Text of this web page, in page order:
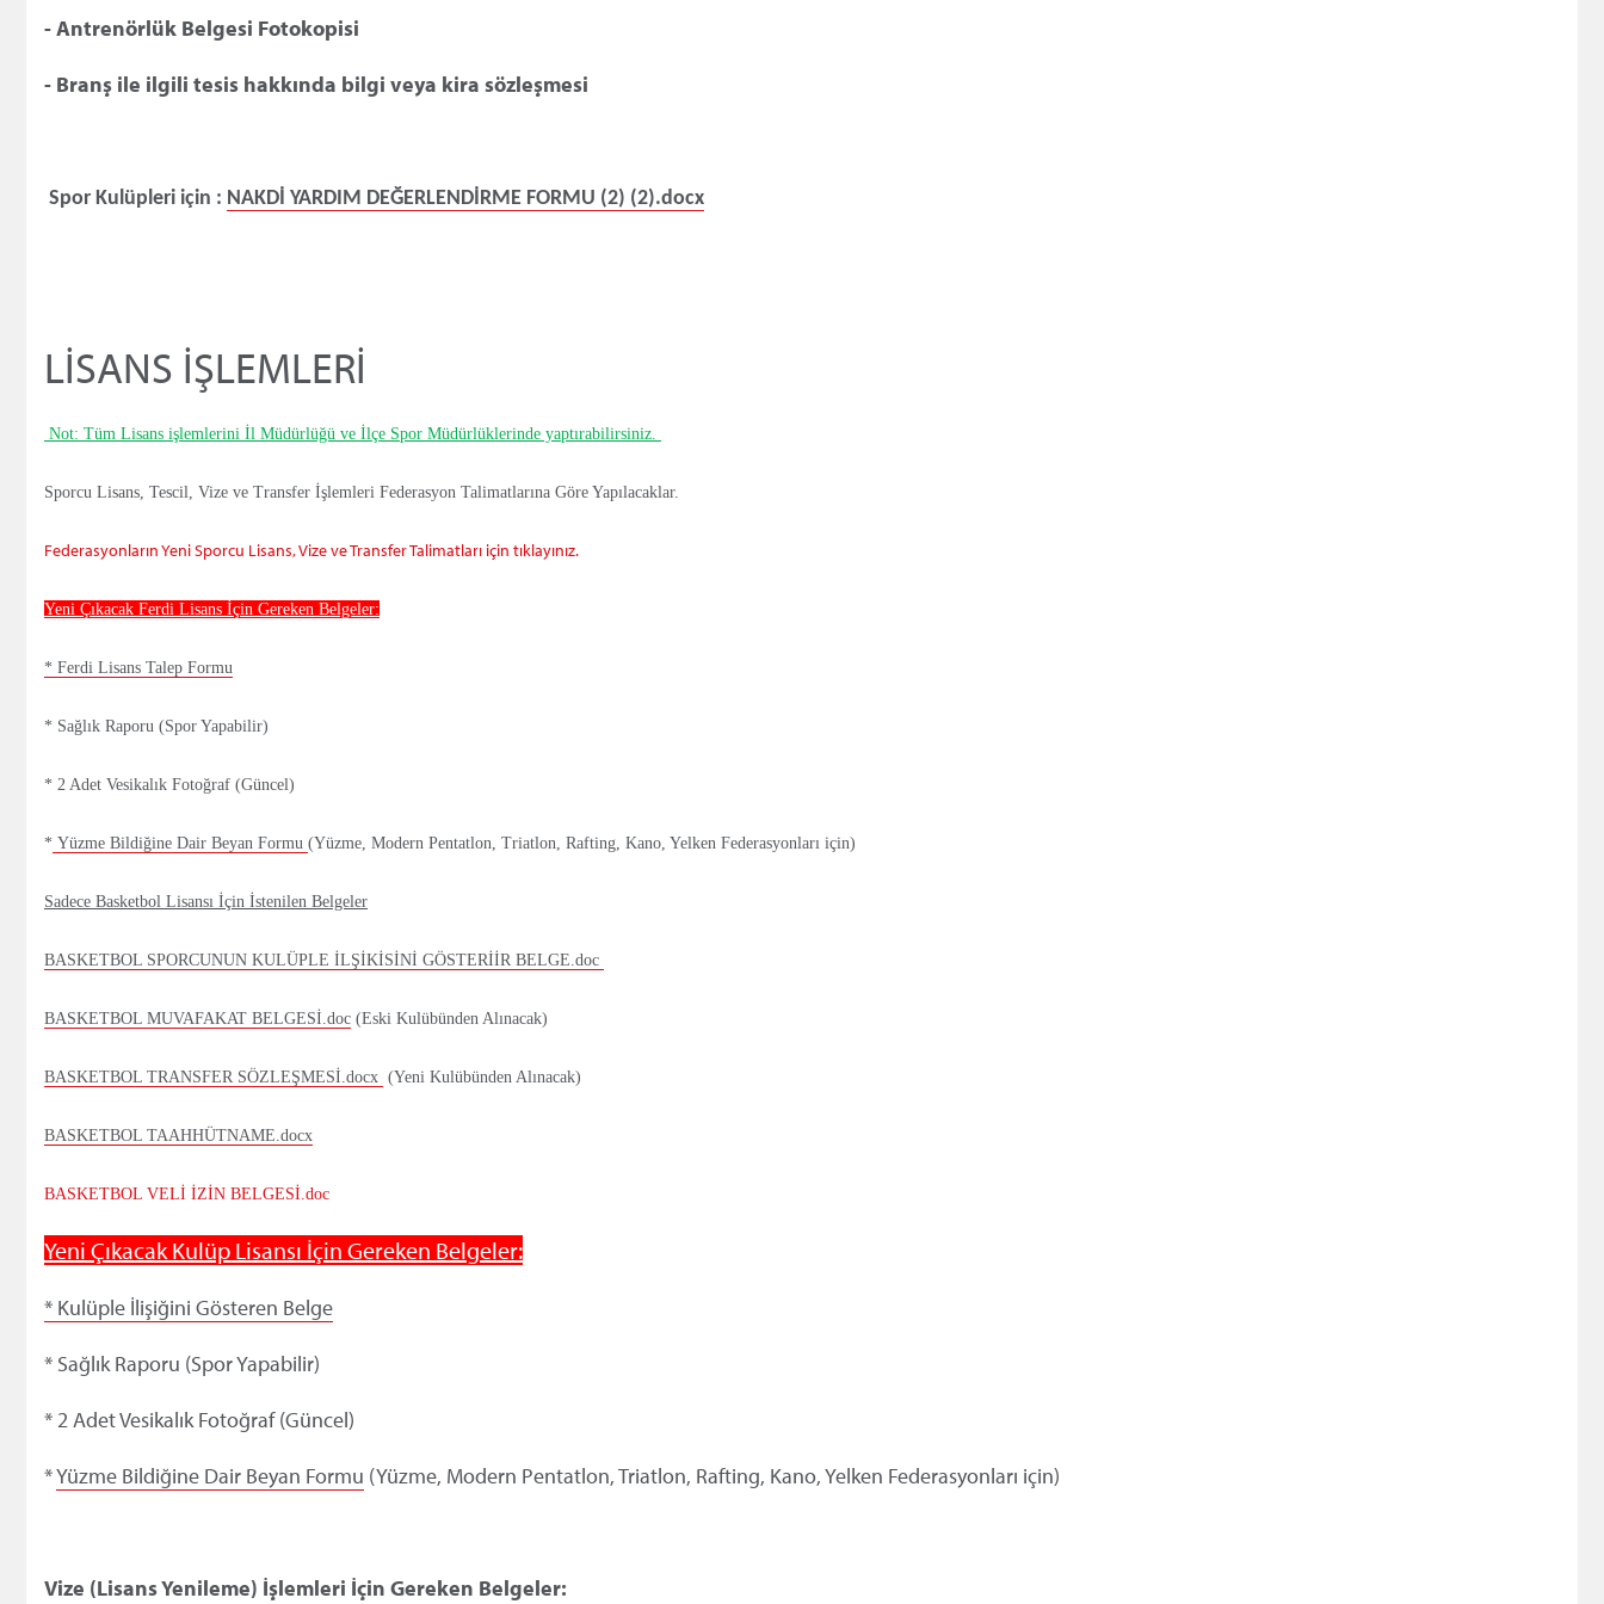
- Antrenörlük Belgesi Fotokopisi
- Branş ile ilgili tesis hakkında bilgi veya kira sözleşmesi
Spor Kulüpleri için : NAKDİ YARDIM DEĞERLENDİRME FORMU (2) (2).docx
LİSANS İŞLEMLERİ
Not: Tüm Lisans işlemlerini İl Müdürlüğü ve İlçe Spor Müdürlüklerinde yaptırabilirsiniz.
Sporcu Lisans, Tescil, Vize ve Transfer İşlemleri Federasyon Talimatlarına Göre Yapılacaklar.
Federasyonların Yeni Sporcu Lisans, Vize ve Transfer Talimatları için tıklayınız.
Yeni Çıkacak Ferdi Lisans İçin Gereken Belgeler:
* Ferdi Lisans Talep Formu
* Sağlık Raporu (Spor Yapabilir)
* 2 Adet Vesikalık Fotoğraf (Güncel)
* Yüzme Bildiğine Dair Beyan Formu (Yüzme, Modern Pentatlon, Triatlon, Rafting, Kano, Yelken Federasyonları için)
Sadece Basketbol Lisansı İçin İstenilen Belgeler
BASKETBOL SPORCUNUN KULÜPLE İLŞİKİSİNİ GÖSTERİİR BELGE.doc
BASKETBOL MUVAFAKAT BELGESİ.doc (Eski Kulübünden Alınacak)
BASKETBOL TRANSFER SÖZLEŞMESİ.docx (Yeni Kulübünden Alınacak)
BASKETBOL TAAHHÜTNAME.docx
BASKETBOL VELİ İZİN BELGESİ.doc
Yeni Çıkacak Kulüp Lisansı İçin Gereken Belgeler:
* Kulüple İlişiğini Gösteren Belge
* Sağlık Raporu (Spor Yapabilir)
* 2 Adet Vesikalık Fotoğraf (Güncel)
*Yüzme Bildiğine Dair Beyan Formu (Yüzme, Modern Pentatlon, Triatlon, Rafting, Kano, Yelken Federasyonları için)
Vize (Lisans Yenileme) İşlemleri İçin Gereken Belgeler: